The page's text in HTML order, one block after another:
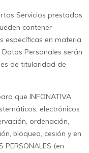
Servicios prestados
contener
específicas en materia
Personales serán
de titularidad de
que INFONATIVA
electrónicos
ordenación,
bloqueo, cesión y en
(en